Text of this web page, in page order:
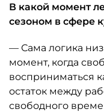
В какой момент
сезоном в сфере
— Сама логика
момент, когда
восприниматься
остаток между
свободного